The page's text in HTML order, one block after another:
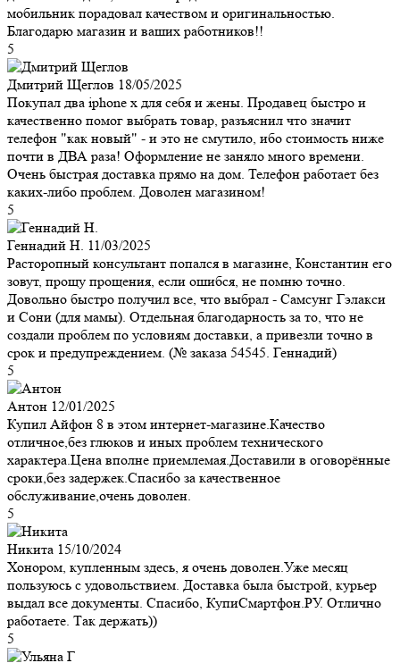
мобильник порадовал качеством и оригинальностью.
Благодарю магазин и ваших работников!!
5
Дмитрий Щеглов 18/05/2025
Покупал два iphone x для себя и жены. Продавец быстро и
качественно помог выбрать товар, разъяснил что значит
телефон "как новый" - и это не смутило, ибо стоимость ниже
почти в ДВА раза! Оформление не заняло много времени.
Очень быстрая доставка прямо на дом. Телефон работает без
каких-либо проблем. Доволен магазином!
5
Геннадий Н. 11/03/2025
Расторопный консультант попался в магазине, Константин его
зовут, прощу прощения, если ошибся, не помню точно.
Довольно быстро получил все, что выбрал - Самсунг Гэлакси
и Сони (для мамы). Отдельная благодарность за то, что не
создали проблем по условиям доставки, а привезли точно в
срок и предупреждением. (№ заказа 54545. Геннадий)
5
Антон 12/01/2025
Купил Айфон 8 в этом интернет-магазине.Качество
отличное,без глюков и иных проблем технического
характера.Цена вполне приемлемая.Доставили в оговорённые
сроки,без задержек.Спасибо за качественное
обслуживание,очень доволен.
5
Никита 15/10/2024
Хонором, купленным здесь, я очень доволен.Уже месяц
пользуюсь с удовольствием. Доставка была быстрой, курьер
выдал все документы. Спасибо, КупиСмартфон.РУ. Отлично
работаете. Так держать))
5